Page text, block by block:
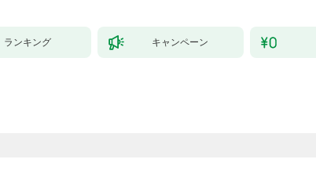
ランキング キャンペーン